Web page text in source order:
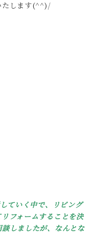
たします(^^)/
ていく中で、リビング
フォームすることを決
しましたが、なんとな